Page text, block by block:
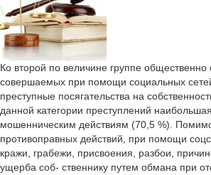
Ко второй по величине группе общественно
совершаемых при помощи социальных
преступные посягательства на
данной категории преступлений
мошенническим действиям (70,5 %).
противоправных действий, при помощи
кражи, грабежи, присвоения, разбои,
ущерба соб- ственнику путем обмана при